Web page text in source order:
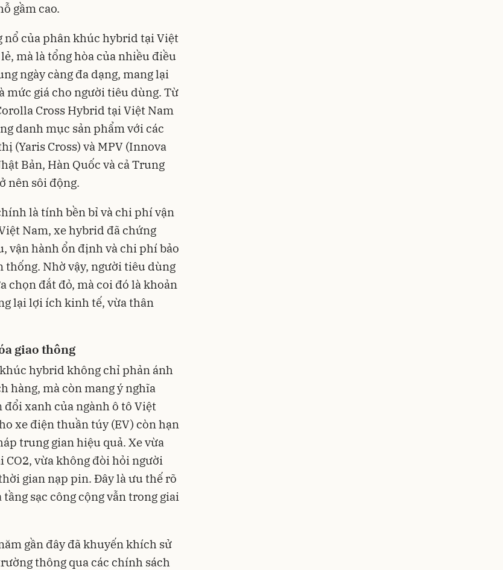
gầm cao.
nổ của phân khúc hybrid tại Việt
mà là tổng hòa của nhiều điều
ngày càng đa dạng, mang lại
mức giá cho người tiêu dùng. Từ
Cross Hybrid tại Việt Nam
danh mục sản phẩm với các
(Yaris Cross) và MPV (Innova
Bản, Hàn Quốc và cả Trung
nên sôi động.
là tính bền bỉ và chi phí vận
Nam, xe hybrid đã chứng
vận hành ổn định và chi phí bảo
Nhờ vậy, người tiêu dùng
đắt đỏ, mà coi đó là khoản
lại lợi ích kinh tế, vừa thân
giao thông
hybrid không chỉ phản ánh
hàng, mà còn mang ý nghĩa
xanh của ngành ô tô Việt
xe điện thuần túy (EV) còn hạn
trung gian hiệu quả. Xe vừa
vừa không đòi hỏi người
gian nạp pin. Đây là ưu thế rõ
sạc công cộng vẫn trong giai
gần đây đã khuyến khích sử
thông qua các chính sách